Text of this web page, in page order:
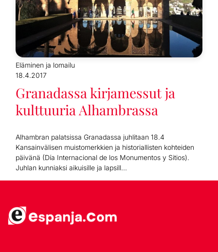
Eläminen ja lomailu
18.4.2017
Granadassa kirjamessut ja
kulttuuria Alhambrassa
Alhambran palatsissa Granadassa juhlitaan 18.4
Kansainvälisen muistomerkkien ja historiallisten kohteiden
päivänä (Día Internacional de los Monumentos y Sitios).
Juhlan kunniaksi aikuisille ja lapsill...